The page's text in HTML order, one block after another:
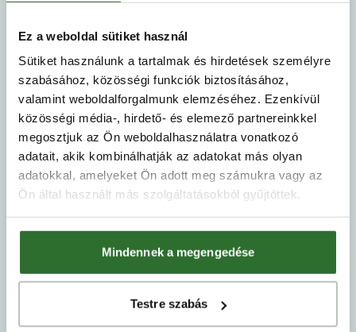
Ez a weboldal sütiket használ
Sütiket használunk a tartalmak és hirdetések személyre
szabásához, közösségi funkciók biztosításához,
valamint weboldalforgalmunk elemzéséhez. Ezenkívül
közösségi média-, hirdető- és elemező partnereinkkel
megosztjuk az Ön weboldalhasználatra vonatkozó
adatait, akik kombinálhatják az adatokat más olyan
adatokkal, amelyeket Ön adott meg számukra vagy az
Ön által használt más szolgáltatásokból gyűjtöttek.
Mindennek a megengedése
Testre szabás
Domokos Viktória
Gyémánt fokozatú Otthonszakértő
+36 70 454 5119
ertekesites@vadviragresidence.hu